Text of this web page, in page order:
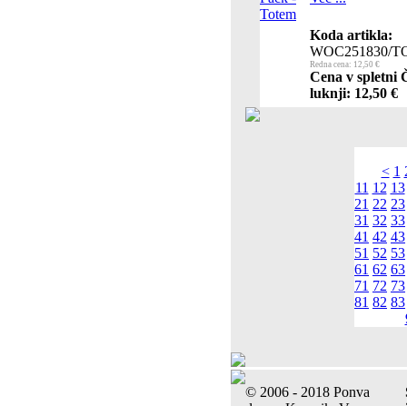
Koda artikla:
WOC251830/
Redna cena: 12,50 €
Cena v spletni
luknji: 12,50 €
< 1
11 12 13
21 22 23
31 32 33
41 42 43
51 52 53
61 62 63
71 72 73
81 82 83
© 2006 - 2018 Ponva